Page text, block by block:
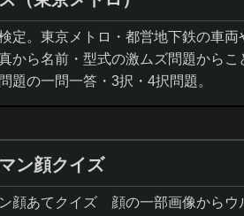
定。東京メトロ・都営地下鉄の車両
から名前・型式の激ムズ問題からこ
題の一問一答・3択・4択問題。
ン顔クイズ
顔あてクイズ 顔の一部画像からウ